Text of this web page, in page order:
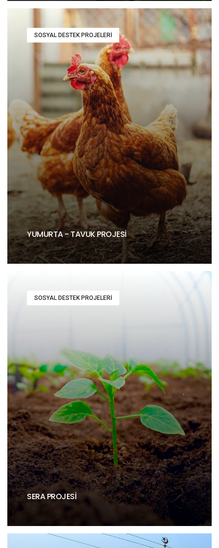
SOSYAL DESTEK PROJELERI
YUMURTA - TAVUK PROJESI
SOSYAL DESTEK PROJELERI
SERA PROJESI